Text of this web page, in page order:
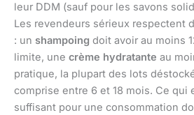
leur DDM (sauf pour les savons
Les revendeurs sérieux respectent
: un shampoing doit avoir au moins
limite, une crème hydratante au
pratique, la plupart des lots
comprise entre 6 et 18 mois. Ce qui
suffisant pour une consommation